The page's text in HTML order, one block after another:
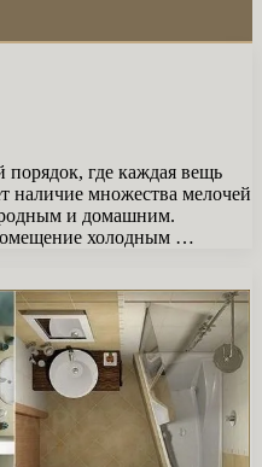
порядок, где каждая вещь
наличие множества мелочей
и домашним.
холодным …